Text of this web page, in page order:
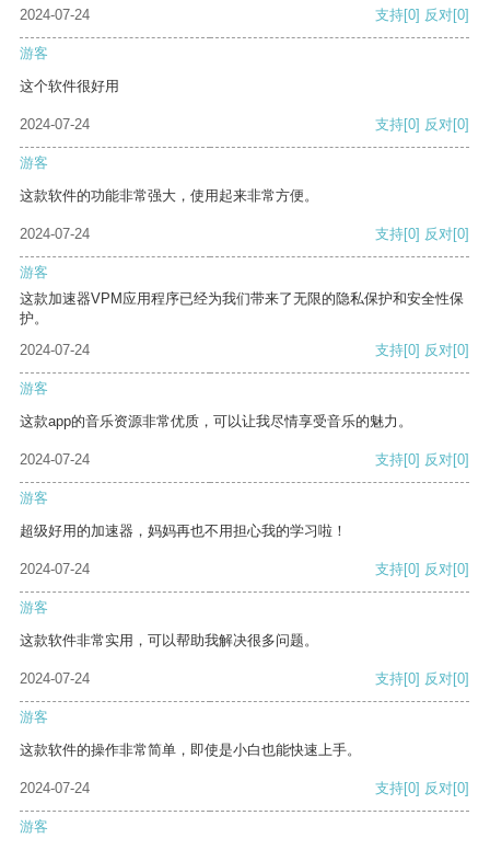
2024-07-24 支持[0] 反对[0]
游客
这个软件很好用
2024-07-24 支持[0] 反对[0]
游客
这款软件的功能非常强大，使用起来非常方便。
2024-07-24 支持[0] 反对[0]
游客
这款加速器VPM应用程序已经为我们带来了无限的隐私保护和安全性保
护。
2024-07-24
支持[0] 反对[0]
游客
这款app的音乐资源非常优质，可以让我尽情享受音乐的魅力。
2024-07-24 支持[0] 反对[0]
游客
超级好用的加速器，妈妈再也不用担心我的学习啦！
2024-07-24 支持[0] 反对[0]
游客
这款软件非常实用，可以帮助我解决很多问题。
2024-07-24 支持[0] 反对[0]
游客
这款软件的操作非常简单，即使是小白也能快速上手。
2024-07-24 支持[0] 反对[0]
游客